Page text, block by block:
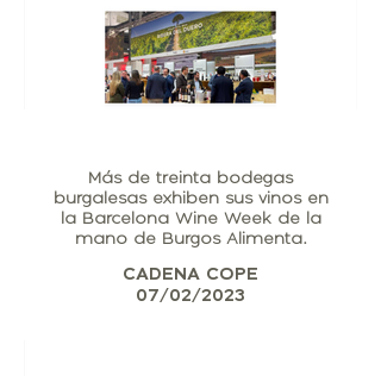
Más de treinta bodegas
burgalesas exhiben sus vinos en
la Barcelona Wine Week de la
mano de Burgos Alimenta.
CADENA COPE
07/02/2023